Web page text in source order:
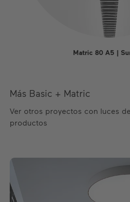
Matric 80 A5 |
Más Basic + Matric
Ver otros proyectos con luces
productos